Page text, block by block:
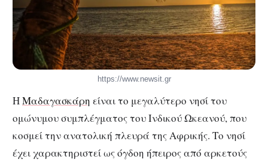
https://www.newsit.gr
ΗΜαδαγασκάρη είναι το μεγαλύτερο νησί του
ομώνυμου συμπλέγματος του Ινδικού Ωκεανού, που
κοσμεί την ανατολική πλευρά της Αφρικής. Το νησί
έχει χαρακτηριστεί ως όγδοη ήπειρος από αρκετούς